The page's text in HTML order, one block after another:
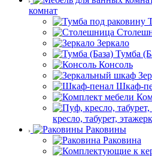
комнат
Зеркало
Тумба
Консоль
Шкаф-
кресло, табурет,
Раковины
Раковина